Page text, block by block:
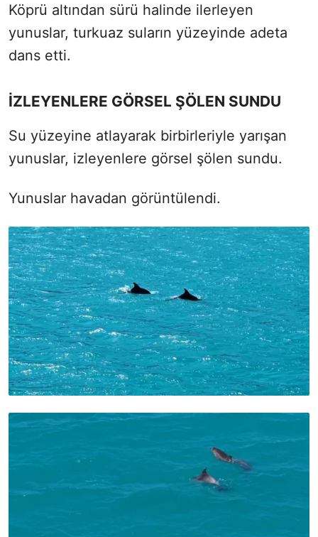
Köprü altından sürü halinde ilerleyen
yunuslar, turkuaz suların yüzeyinde adeta
dans etti.
İZLEYENLERE GÖRSEL ŞÖLEN SUNDU
Su yüzeyine atlayarak birbirleriyle yarışan
yunuslar, izleyenlere görsel şölen sundu.
Yunuslar havadan görüntülendi.